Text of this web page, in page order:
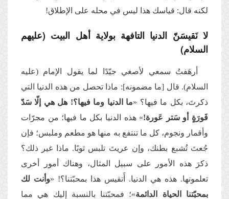
لكنه قال: قياسك هذا ليس في محله على الإطلاق!
لا نَقيسَنّ الدنيا التافهة بولاية أهل البيت (عليهم
السلام)
أرهَفتُ سمعي لأصغي جيّدًا لما يقول الإمام (عليه
السلام). قال [ما مضمونه]: ماذا تحصل من هذه الدنيا التي
ذكرتَ، بكل ما فيها؟ «ما الدنيا وما فيها؟! هل هي إلّا سَدّ
فَورَةٍ أو سَتر عَورة!» هذه الدنيا بكل ما فيها؛ من مجرّات
وأقمار ونجوم، كل ما تنتفع به منها هو مطعم وملبس؛ فإن
جُعتَ تُشبع بطنك، وإن عريتَ تلبس ثوبًا. ماذا غير ذلك؟
ذكرَ هذه الأمور على سبيل المثال، وهناك أمور أخرى
تعلمونها. هذه هي الدنيا. أَتقيس هذا بمحبّتنا؟! «وأنت لك
بمحبّتنا الحياة الدائمة»؛ فمحبّتنا بالنسبة إليك هي مما